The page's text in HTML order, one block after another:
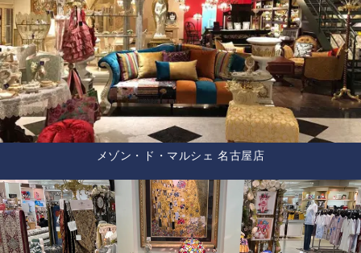
メゾン・ド・マルシェ 名古屋店